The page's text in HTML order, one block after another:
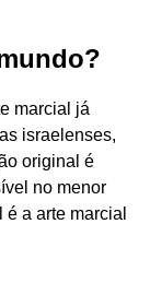
marcial já
israelenses,
original é
no menor
a arte marcial